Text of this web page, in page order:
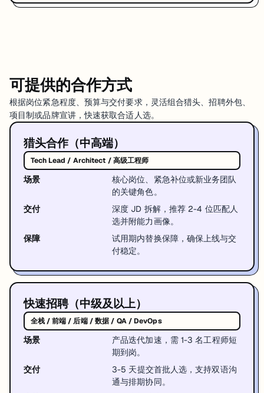
可提供的合作方式
根据岗位紧急程度、预算与交付要求，灵活组合猎头、招聘外包、
项目制或品牌宣讲，快速获取合适人选。
猎头合作（中高端）
Tech Lead / Architect / 高级工程师
场景
核心岗位、紧急补位或新业务团队
的关键角色。
交付
深度 JD 拆解，推荐 2-4 位匹配人
选并附能力画像。
保障
试用期内替换保障，确保上线与交
付稳定。
快速招聘（中级及以上）
全栈 / 前端 / 后端 / 数据 / QA / DevOps
场景
产品迭代加速，需 1-3 名工程师短
期到岗。
交付
3-5 天提交首批人选，支持双语沟
通与排期协同。